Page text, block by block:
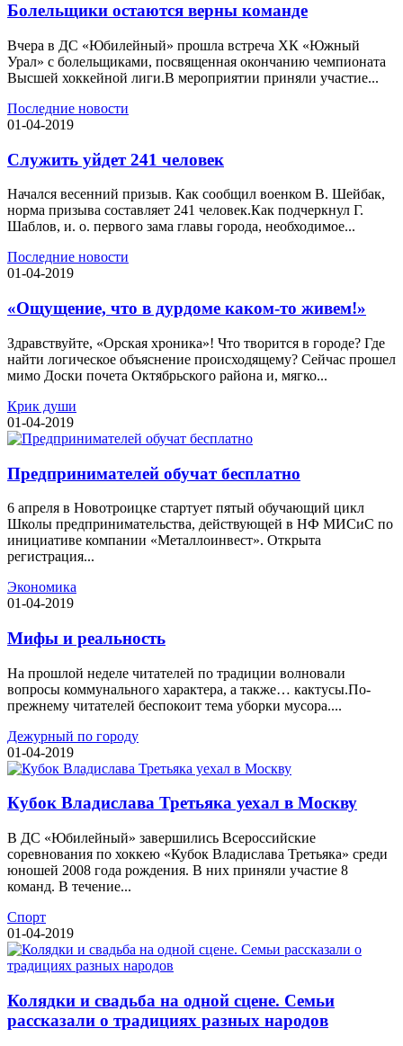
Болельщики остаются верны команде
Вчера в ДС «Юбилейный» прошла встреча ХК «Южный
Урал» с болельщиками, посвященная окончанию чемпионата
Высшей хоккейной лиги.В мероприятии приняли участие...
Последние новости
01-04-2019
Служить уйдет 241 человек
Начался весенний призыв. Как сообщил военком В. Шейбак,
норма призыва составляет 241 человек.Как подчеркнул Г.
Шаблов, и. о. первого зама главы города, необходимое...
Последние новости
01-04-2019
«Ощущение, что в дурдоме каком-то живем!»
Здравствуйте, «Орская хроника»! Что творится в городе? Где
найти логическое объяснение происходящему? Сейчас прошел
мимо Доски почета Октябрьского района и, мягко...
Крик души
01-04-2019
Предпринимателей обучат бесплатно
6 апреля в Новотроицке стартует пятый обучающий цикл
Школы предпринимательства, действующей в НФ МИСиС по
инициативе компании «Металлоинвест». Открыта
регистрация...
Экономика
01-04-2019
Мифы и реальность
На прошлой неделе читателей по традиции волновали
вопросы коммунального характера, а также… кактусы.По-
прежнему читателей беспокоит тема уборки мусора....
Дежурный по городу
01-04-2019
Кубок Владислава Третьяка уехал в Москву
В ДС «Юбилейный» завершились Всероссийские
соревнования по хоккею «Кубок Владислава Третьяка» среди
юношей 2008 года рождения. В них приняли участие 8
команд. В течение...
Спорт
01-04-2019
Колядки и свадьба на одной сцене. Семьи
рассказали о традициях разных народов